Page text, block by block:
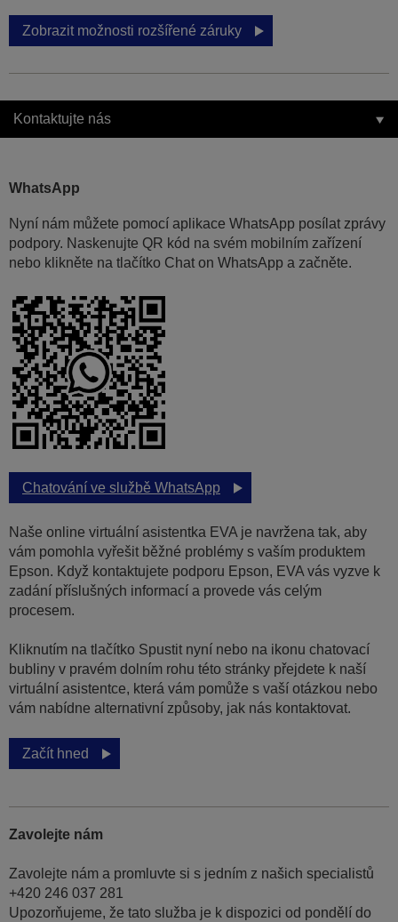
Zobrazit možnosti rozšířené záruky
Kontaktujte nás
WhatsApp
Nyní nám můžete pomocí aplikace WhatsApp posílat zprávy
podpory. Naskenujte QR kód na svém mobilním zařízení
nebo klikněte na tlačítko Chat on WhatsApp a začněte.
Chatování ve službě WhatsApp
Naše online virtuální asistentka EVA je navržena tak, aby
vám pomohla vyřešit běžné problémy s vaším produktem
Epson. Když kontaktujete podporu Epson, EVA vás vyzve k
zadání příslušných informací a provede vás celým
procesem.
Kliknutím na tlačítko Spustit nyní nebo na ikonu chatovací
bubliny v pravém dolním rohu této stránky přejdete k naší
virtuální asistentce, která vám pomůže s vaší otázkou nebo
vám nabídne alternativní způsoby, jak nás kontaktovat.
Začít hned
Zavolejte nám
Zavolejte nám a promluvte si s jedním z našich specialistů
+420 246 037 281
Upozorňujeme, že tato služba je k dispozici od pondělí do